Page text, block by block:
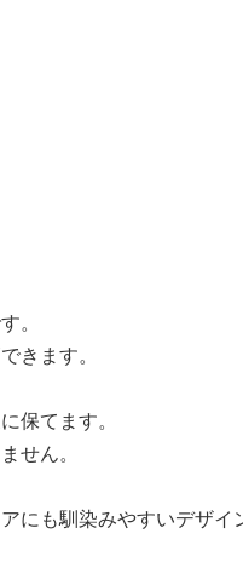
。
きます。
保てます。
せん。
も馴染みやすいデザイ